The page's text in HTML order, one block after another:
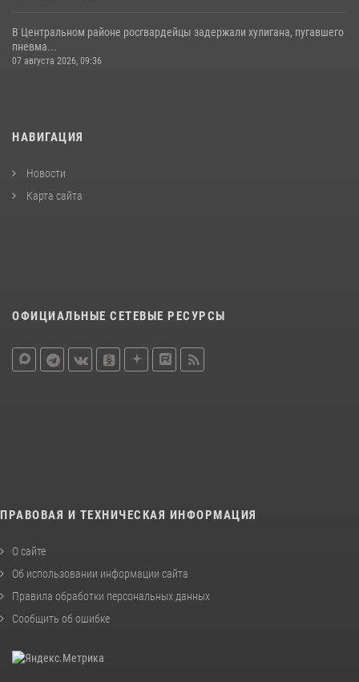
В Центральном районе росгвардейцы задержали хулигана, пугавшего
пневма...
07 августа 2026, 09:36
НАВИГАЦИЯ
Новости
Карта сайта
ОФИЦИАЛЬНЫЕ СЕТЕВЫЕ РЕСУРСЫ
ПРАВОВАЯ И ТЕХНИЧЕСКАЯ ИНФОРМАЦИЯ
О сайте
Об использовании информации сайта
Правила обработки персональных данных
Сообщить об ошибке